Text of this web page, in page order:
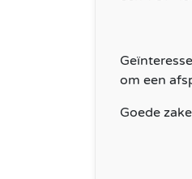
om een
Goede